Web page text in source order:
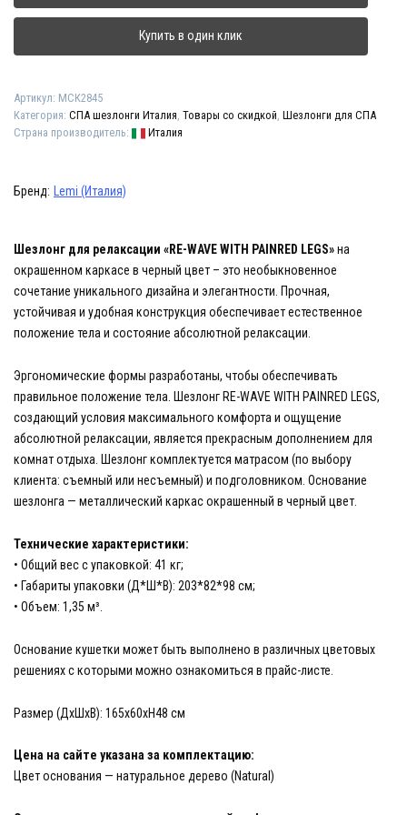
WAVE
WITH
ALUMINIUM
Купить в один клик
Артикул: МСК2845
Категория: СПА шезлонги Италия Товары со скидкой Шезлонги для СПА
Страна производитель:
Италия
Бренд: Lemi (Италия)
Шезлонг для релаксации «RE-WAVE WITH PAINRED LEGS»на
окрашенном каркасе в черный цвет – это необыкновенное
сочетание уникального дизайна и элегантности. Прочная,
устойчивая и удобная конструкция обеспечивает естественное
положение тела и состояние абсолютной релаксации.
Эргономические формы разработаны, чтобы обеспечивать
правильное положение тела. Шезлонг RE-WAVE WITH PAINRED LEGS,
создающий условия максимального комфорта и ощущение
абсолютной релаксации, является прекрасным дополнением для
комнат отдыха. Шезлонг комплектуется матрасом (по выбору
клиента: съемный или несъемный) и подголовником. Основание
шезлонга — металлический каркас окрашенный в черный цвет.
Технические характеристики:
• Общий вес с упаковкой: 41 кг;
• Габариты упаковки (Д*Ш*В): 203*82*98 см;
• Объем: 1,35 м³.
Основание кушетки может быть выполнено в различных цветовых
решениях с которыми можно ознакомиться в прайс-листе.
Размер (ДхШхВ): 165x60xH48 см
Цена на сайте указана за комплектацию:
Цвет основания — натуральное дерево (Natural)